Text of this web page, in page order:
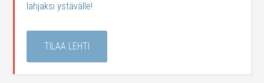
lahjaksi ystävälle!
TILAA LEHTI